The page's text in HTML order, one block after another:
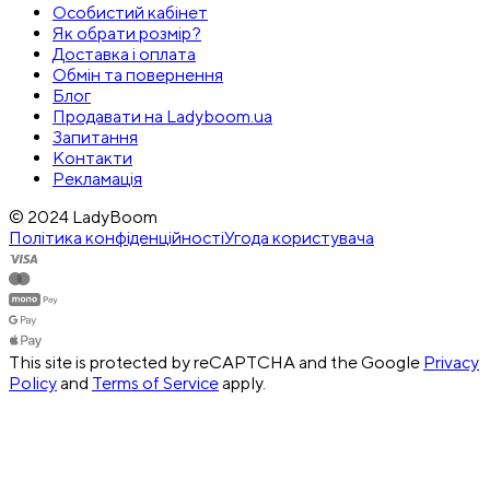
Особистий кабінет
Як обрати розмір?
Доставка і оплата
Обмін та повернення
Блог
Продавати на Ladyboom.ua
Запитання
Контакти
Рекламація
© 2024 LadyBoom
Політика конфіденційностіУгода користувача
This site is protected by reCAPTCHA and the Google Privacy
Policyand Terms of Serviceapply.